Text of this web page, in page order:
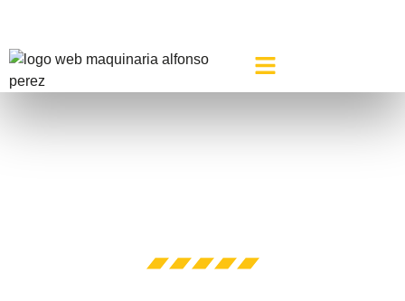
Mini dumpers